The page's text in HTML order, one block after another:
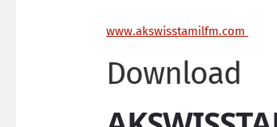
www.akswisstamilfm.com
Download